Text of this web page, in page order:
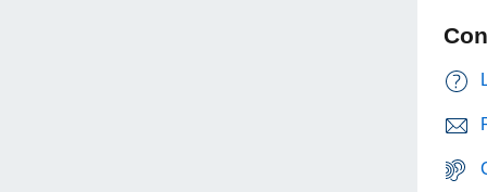
Questo
alla